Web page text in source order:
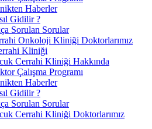
Haberler
Gidilir ?
Sorulan Sorular
Onkoloji Kliniği Doktorlarımız
Kliniği
Cerrahi Kliniği Hakkında
Çalışma Programı
Haberler
Gidilir ?
Sorulan Sorular
Cerrahi Kliniği Doktorlarımız